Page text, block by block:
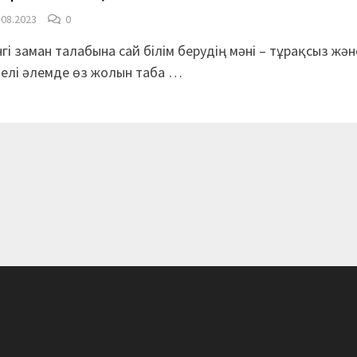
0
заман талабына сай білім берудің мәні – тұрақсыз
әлемде өз жолын таба …